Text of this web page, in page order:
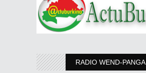
RADIO WEND-PANGA